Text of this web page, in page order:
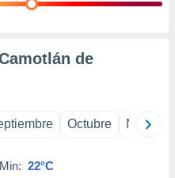
de
Octubre
Min: 22°C